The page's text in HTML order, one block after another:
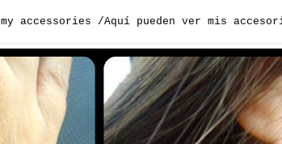
my accessories /Aquí pueden ver mis